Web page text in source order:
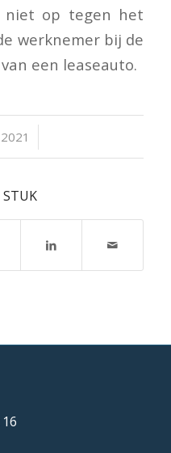
niet op tegen het
werknemer bij de
een leaseauto.
STUK